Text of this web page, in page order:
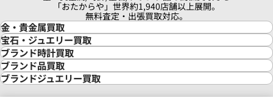
「おたからや」世界約1,940店舗以上展開。
無料査定・出張買取対応。
金・貴金属買取
金買取
金の相場価格情報
金の参考買取価格一覧
インゴット買取
インゴットの相場価格情報
24金買取
宝石・ジュエリー買取
宝石・ジュエリー買取
ダイヤモンド買取
ダイヤモンド・宝石の参考価格一覧
リング・結婚指輪買取
エメラルド買取
ブランド時計買取
時計買取
ロレックス買取
ロレックス デイトナ買取
ロレックス サブマリーナー買取
ブランド品買取
ブランド買取
ブランドジュエリー買取